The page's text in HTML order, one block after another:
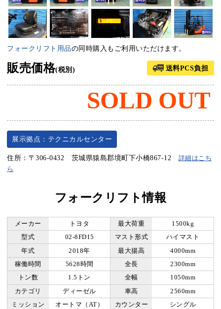
フォークリフト用品の同時購入もご利用いただけます。
展示拠点：テクニカルセンター
住所：〒306-0432 茨城県猿島郡境町下小橋867-12 詳細はこち
ら
フォークリフト情報
メーカー トヨタ 最大荷重
1500kg
型式
02-8FD15 マスト形式
ハイマスト
年式
2018年 最大揚高
4000mm
稼働時間
5628時間 全長
2300mm
トン数
1.5トン 全幅
1050mm
カテゴリ
ディーゼル 車高
2560mm
ミッション
オートマ（AT）
カウンター
シングル
販売価格(税別) 送料PCS負担
SOLD OUT